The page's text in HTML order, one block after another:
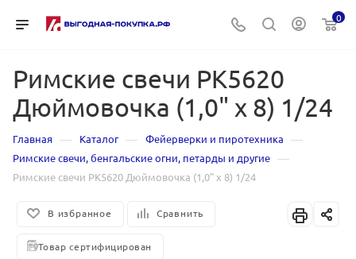
0
Римские свечи РК5620
Дюймовочка (1,0" х 8) 1/24
Главная — Каталог — Фейерверки и пиротехника —
Римские свечи, бенгальские огни, петарды и другие —
Римские свечи РК5620 Дюймовочка (1,0" х 8) 1/24
В избранное Сравнить
Товар сертифицирован